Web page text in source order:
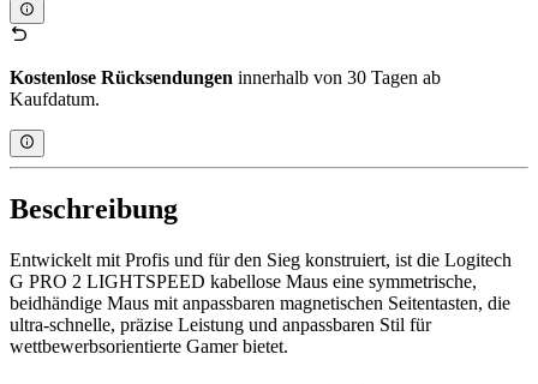
Kostenlose Rücksendungen innerhalb von 30 Tagen ab
Kaufdatum.
Beschreibung
Entwickelt mit Profis und für den Sieg konstruiert, ist die Logitech
G PRO 2 LIGHTSPEED kabellose Maus eine symmetrische,
beidhändige Maus mit anpassbaren magnetischen Seitentasten, die
ultra-schnelle, präzise Leistung und anpassbaren Stil für
wettbewerbsorientierte Gamer bietet.